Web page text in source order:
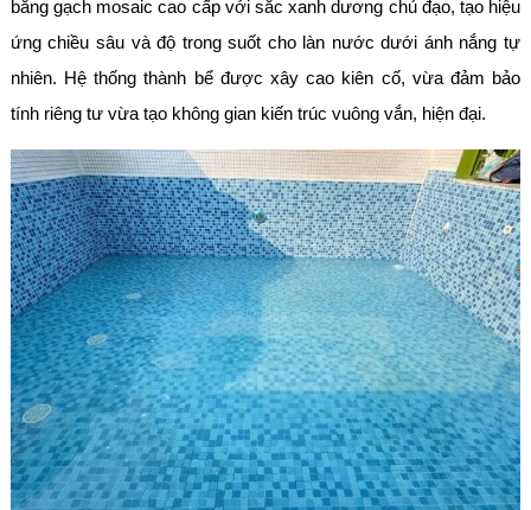
bằng gạch mosaic cao cấp với sắc xanh dương chủ đạo, tạo hiệu
ứng chiều sâu và độ trong suốt cho làn nước dưới ánh nắng tự
nhiên. Hệ thống thành bể được xây cao kiên cố, vừa đảm bảo
tính riêng tư vừa tạo không gian kiến trúc vuông vắn, hiện đại.